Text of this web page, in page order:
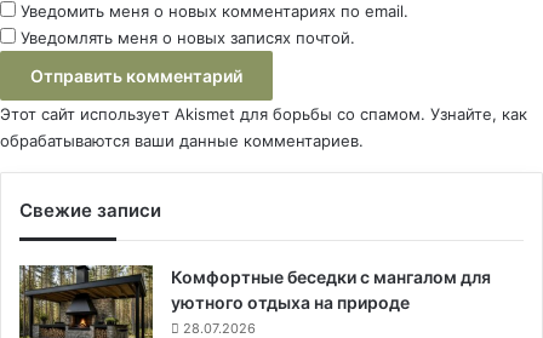
Уведомить меня о новых комментариях по email.
Уведомлять меня о новых записях почтой.
Этот сайт использует Akismet для борьбы со спамом. Узнайте, как
обрабатываются ваши данные комментариев.
Свежие записи
Комфортные беседки с мангалом для
уютного отдыха на природе
28.07.2026